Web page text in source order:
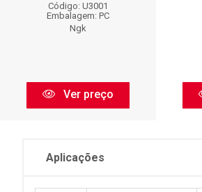
Código: U3001
Embalagem: PC
Ngk
Ver preço
Aplicações